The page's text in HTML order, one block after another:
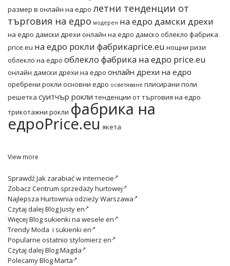
размер в онлайн на едро летни тенденции от
търговия на едро модерен на едро дамски дрехи
на едро дамски дрехи онлайн на едро дамско облекло фабрика
price.eu на едро рокли фабрикаprice.eu нощни ризи
облекло на едро облекло фабрика на едро price.eu
онлайн дамски дрехи на едро онлайн дрехи на едро
оребрени рокли основни едро осветяване плисирани поли
решетка суитчър рокли тенденции от търговия на едро
трикотажни рокли фабрика на
едроPrice.euякета
View more
SprawdźJak zarabiać w internecie
Zobacz Centrum sprzedaży hurtowej
Najlepsza Hurtownia odzieży Warszawa
Czytaj dalej Blog Justy en
Więcej Blog sukienki na wesele en
TrendyModa i sukienki en
Popularne ostatnio stylomierz en
Czytaj dalej Blog Magda
PolecamyBlog Marta